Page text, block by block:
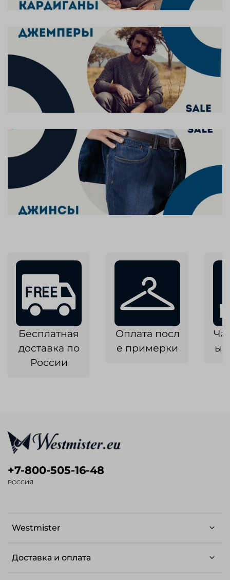
Бесплатная
доставка по
России
Оплата посл
е примерки
Westmister
Доставка и оплата
+7-800-505-16-48
РОССИЯ